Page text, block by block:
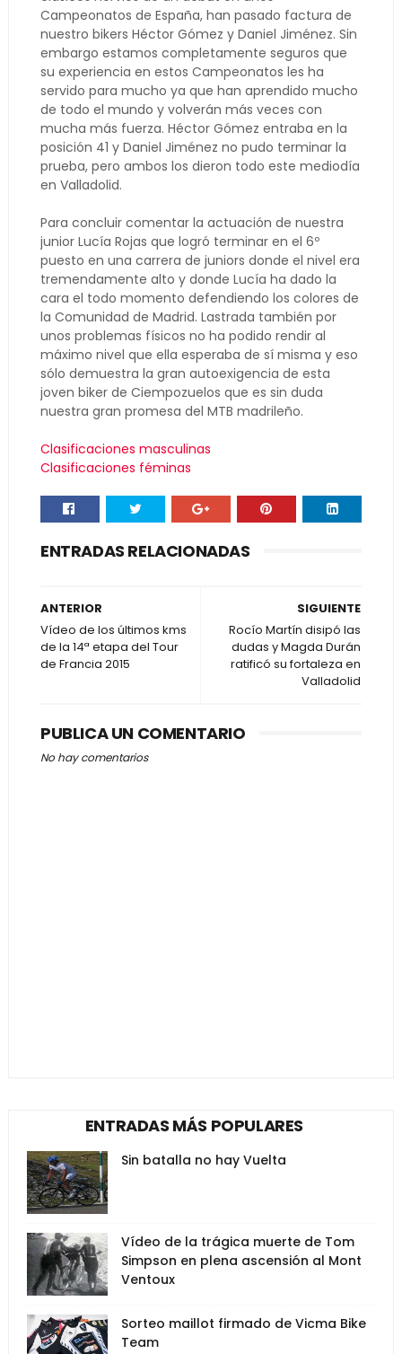
Campeonatos de España, han pasado factura de
nuestro bikers Héctor Gómez y Daniel Jiménez. Sin
embargo estamos completamente seguros que
su experiencia en estos Campeonatos les ha
servido para mucho ya que han aprendido mucho
de todo el mundo y volverán más veces con
mucha más fuerza. Héctor Gómez entraba en la
posición 41 y Daniel Jiménez no pudo terminar la
prueba, pero ambos los dieron todo este mediodía
en Valladolid.
Para concluir comentar la actuación de nuestra
junior Lucía Rojas que logró terminar en el 6º
puesto en una carrera de juniors donde el nivel era
tremendamente alto y donde Lucía ha dado la
cara el todo momento defendiendo los colores de
la Comunidad de Madrid. Lastrada también por
unos problemas físicos no ha podido rendir al
máximo nivel que ella esperaba de sí misma y eso
sólo demuestra la gran autoexigencia de esta
joven biker de Ciempozuelos que es sin duda
nuestra gran promesa del MTB madrileño.
Clasificaciones masculinas
Clasificaciones féminas
ENTRADAS RELACIONADAS
SIGUIENTE
Rocío Martín disipó las
dudas y Magda Durán
ratificó su fortaleza en
Valladolid
ANTERIOR
Vídeo de los últimos kms
de la 14ª etapa del Tour
de Francia 2015
PUBLICA UN COMENTARIO
No hay comentarios
ENTRADAS MÁS POPULARES
Sin batalla no hay Vuelta
Vídeo de la trágica muerte de Tom
Simpson en plena ascensión al Mont
Ventoux
Sorteo maillot firmado de Vicma Bike
Team